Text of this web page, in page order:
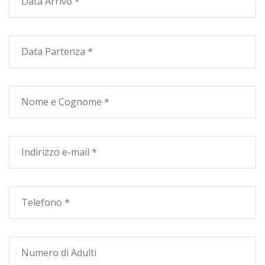
indipendente oltre che un parcheggio auto adiacente.
L''Hotel cura particolarmente i servizi per i bambini a
partire dal ristorante per i bimbi al mini-club con
animatori specializzati. Queste caratteristiche fanno
dell'hotel Perla del Golfo una struttura particolarmente